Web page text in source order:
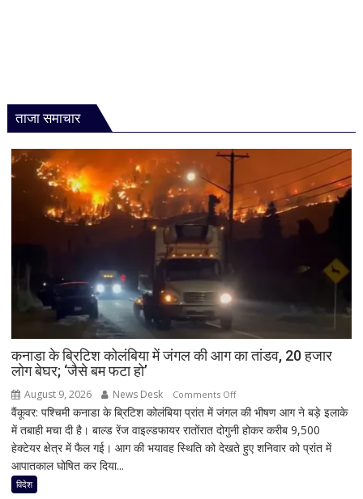
ताजा समाचार
कनाडा के ब्रिटिश कोलंबिया में जंगल की आग का तांडव, 20 हजार
लोग बेघर; ‘जैसे बम फटा हो’
August 9, 2026 News Desk Comments Offon
कनाडा
के
ब्रिटिश
वैंकूवर: पश्चिमी कनाडा के ब्रिटिश कोलंबिया प्रांत में जंगल की भीषण आग ने बड़े इलाके
में तबाही मचा दी है। बाल्ड रेंज वाइल्डफायर रातोंरात दोगुनी होकर करीब 9,500
हेक्टेयर क्षेत्र में फैल गई। आग की भयावह स्थिति को देखते हुए शनिवार को प्रांत में
आपातकाल घोषित कर दिया...
विदेश